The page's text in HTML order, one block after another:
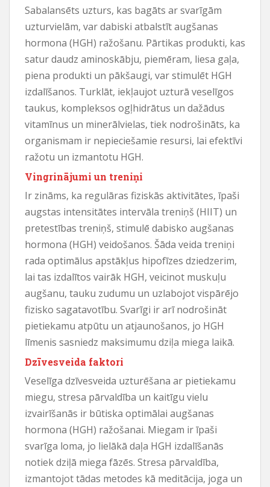
Sabalansēts uzturs, kas bagāts ar svarīgām
uzturvielām, var dabiski atbalstīt augšanas
hormona (HGH) ražošanu. Pārtikas produkti, kas
satur daudz aminoskābju, piemēram, liesa gaļa,
piena produkti un pākšaugi, var stimulēt HGH
izdalīšanos. Turklāt, iekļaujot uzturā veselīgos
taukus, kompleksos ogļhidrātus un dažādus
vitamīnus un minerālvielas, tiek nodrošināts, ka
organismam ir nepieciešamie resursi, lai efektīvi
ražotu un izmantotu HGH.
Vingrinājumi un treniņi
Ir zināms, ka regulāras fiziskās aktivitātes, īpaši
augstas intensitātes intervāla treniņš (HIIT) un
pretestības treniņš, stimulē dabisko augšanas
hormona (HGH) veidošanos. Šāda veida treniņi
rada optimālus apstākļus hipofīzes dziedzerim,
lai tas izdalītos vairāk HGH, veicinot muskuļu
augšanu, tauku zudumu un uzlabojot vispārējo
fizisko sagatavotību. Svarīgi ir arī nodrošināt
pietiekamu atpūtu un atjaunošanos, jo HGH
līmenis sasniedz maksimumu dziļa miega laikā.
Dzīvesveida faktori
Veselīga dzīvesveida uzturēšana ar pietiekamu
miegu, stresa pārvaldība un kaitīgu vielu
izvairīšanās ir būtiska optimālai augšanas
hormona (HGH) ražošanai. Miegam ir īpaši
svarīga loma, jo lielākā daļa HGH izdalīšanās
notiek dziļā miega fāzēs. Stresa pārvaldība,
izmantojot tādas metodes kā meditācija, joga un